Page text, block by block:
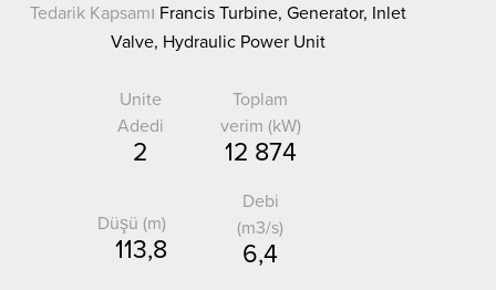
Tedarik Kapsamı Francis Turbine, Generator, Inlet
Valve, Hydraulic Power Unit
Unite
Adedi
2
Toplam
verim (kW)
12 874
Düşü (m)
113,8
Debi
(m3/s)
6,4